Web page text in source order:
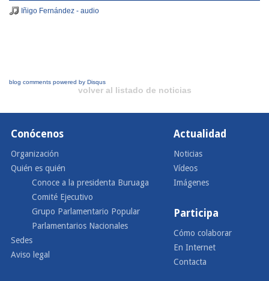
Iñigo Fernández - audio
blog comments powered by Disqus
volver al listado de noticias
Conócenos
Organización
Quién es quién
Conoce a la presidenta Buruaga
Comité Ejecutivo
Grupo Parlamentario Popular
Parlamentarios Nacionales
Sedes
Aviso legal
Actualidad
Noticias
Vídeos
Imágenes
Participa
Cómo colaborar
En Internet
Contacta